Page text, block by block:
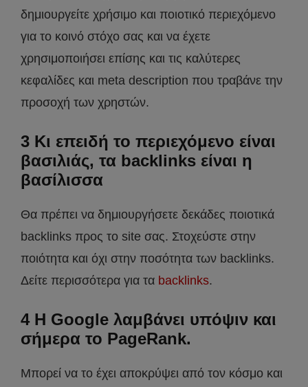
δημιουργείτε χρήσιμο και ποιοτικό περιεχόμενο
για το κοινό στόχο σας και να έχετε
χρησιμοποιήσει επίσης και τις καλύτερες
κεφαλίδες και meta description που τραβάνε την
προσοχή των χρηστών.
3 Κι επειδή το περιεχόμενο είναι
βασιλιάς, τα backlinks είναι η
βασίλισσα
Θα πρέπει να δημιουργήσετε δεκάδες ποιοτικά
backlinks προς το site σας. Στοχεύστε στην
ποιότητα και όχι στην ποσότητα των backlinks.
Δείτε περισσότερα για τα backlinks.
4 H Google λαμβάνει υπόψιν και
σήμερα το PageRank.
Μπορεί να το έχει αποκρύψει από τον κόσμο και